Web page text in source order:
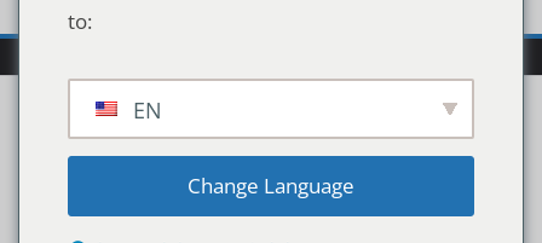
Fans2520in2520Corna-
to:
EN
Change Language